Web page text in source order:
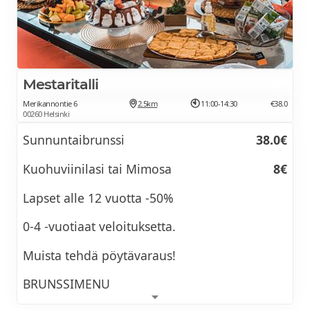
Suodatinkahvi tai tee
Koko päivän brunssikombo
14,90€
TORREN SCHIACCIATA -LEIPÄ + SMOOTHIE
Valitsemasi Schiacciata -leipä (Burrata,
Parma-Burrata, Sieni-tryffeli tai Kana-caesar)
vihreä)
Mestaritalli
Merikannontie 6
00260 Helsinki
2.5km 11:00-14:30 €38.0
Sunnuntaibrunssi
38.0€
Kuohuviinilasi tai Mimosa
8€
Lapset alle 12 vuotta -50%
0-4 -vuotiaat veloituksetta.
Muista tehdä pöytävaraus!
BRUNSSIMENU